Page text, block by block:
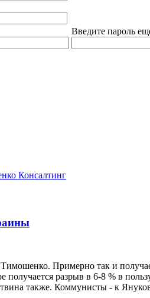
Введите пароль
Консалтинг
Примерно так и
разрыв в 6-8 % в
также. Коммунисты - к